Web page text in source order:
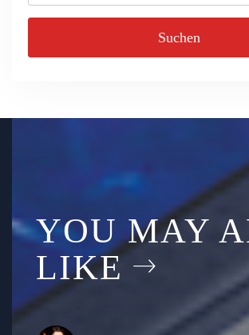
YOU MAY
LIKE